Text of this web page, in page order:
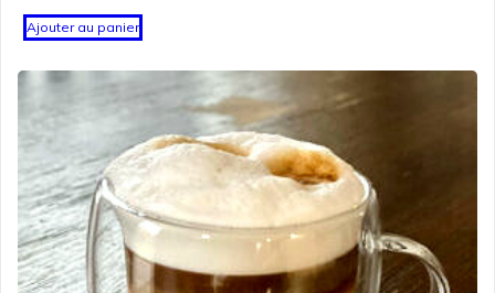
Ajouter au panier